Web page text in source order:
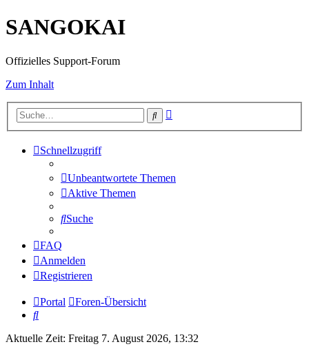
SANGOKAI
Offizielles Support-Forum
Zum Inhalt
Suche
Schnellzugriff
Unbeantwortete Themen
Aktive Themen
Suche
FAQ
Anmelden
Registrieren
Portal
Foren-Übersicht
Suche
Aktuelle Zeit: Freitag 7. August 2026, 13:32